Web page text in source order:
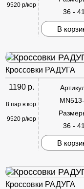
9520 р/кор
36 - 41
В
Кроссовки РАДУГА
1190 р.
8 пар в кор.
9520 р/кор
36 -
В
Кроссовки РАДУГА